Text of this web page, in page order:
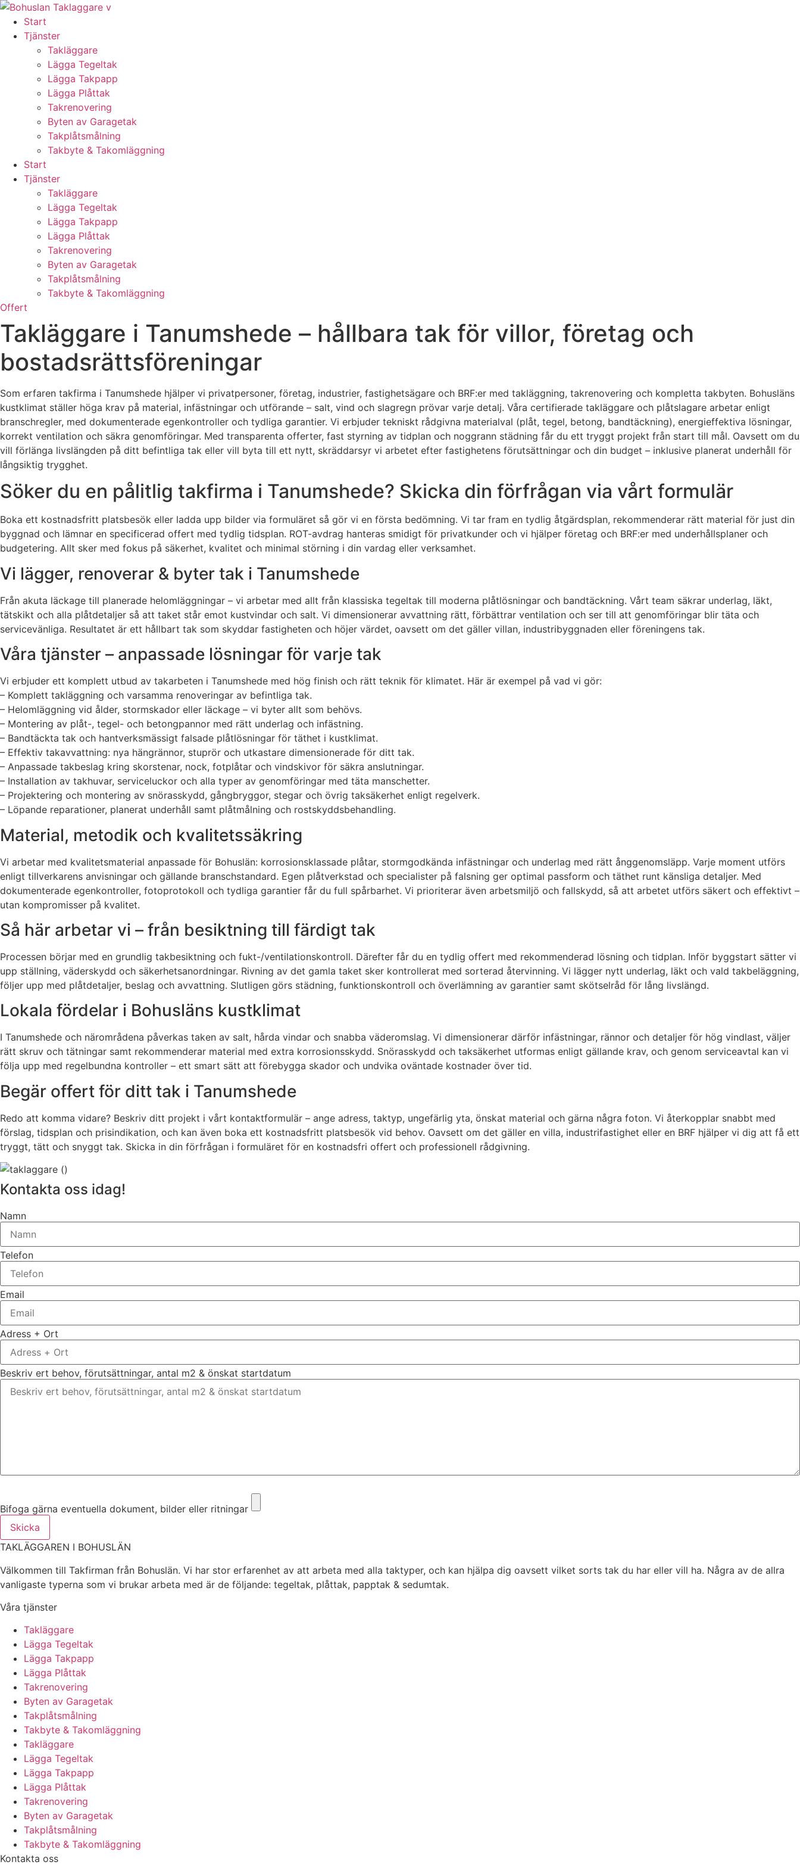
Skip
content
Start
Tjänster
Takläggare
Lägga Tegeltak
Lägga Takpapp
Lägga Plåttak
Takrenovering
Byten av Garagetak
Takplåtsmålning
Takbyte & Takomläggning
Start
Tjänster
Takläggare
Lägga Tegeltak
Lägga Takpapp
Lägga Plåttak
Takrenovering
Byten av Garagetak
Takplåtsmålning
Takbyte & Takomläggning
Offert
Takläggare i Tanumshede – hållbara tak för villor, företag och
bostadsrättsföreningar
Som erfaren takfirma i Tanumshede hjälper vi privatpersoner, företag, industrier, fastighetsägare och BRF:er med takläggning, takrenovering och kompletta takbyten. Bohusläns
kustklimat ställer höga krav på material, infästningar och utförande – salt, vind och slagregn prövar varje detalj. Våra certifierade takläggare och plåtslagare arbetar enligt
branschregler, med dokumenterade egenkontroller och tydliga garantier. Vi erbjuder tekniskt rådgivna materialval (plåt, tegel, betong, bandtäckning), energieffektiva lösningar,
korrekt ventilation och säkra genomföringar. Med transparenta offerter, fast styrning av tidplan och noggrann städning får du ett tryggt projekt från start till mål. Oavsett om du
vill förlänga livslängden på ditt befintliga tak eller vill byta till ett nytt, skräddarsyr vi arbetet efter fastighetens förutsättningar och din budget – inklusive planerat underhåll för
långsiktig trygghet.
Söker du en pålitlig takfirma i Tanumshede? Skicka din förfrågan via vårt formulär
Boka ett kostnadsfritt platsbesök eller ladda upp bilder via formuläret så gör vi en första bedömning. Vi tar fram en tydlig åtgärdsplan, rekommenderar rätt material för just din
byggnad och lämnar en specificerad offert med tydlig tidsplan. ROT-avdrag hanteras smidigt för privatkunder och vi hjälper företag och BRF:er med underhållsplaner och
budgetering. Allt sker med fokus på säkerhet, kvalitet och minimal störning i din vardag eller verksamhet.
Vi lägger, renoverar & byter tak i Tanumshede
Från akuta läckage till planerade helomläggningar – vi arbetar med allt från klassiska tegeltak till moderna plåtlösningar och bandtäckning. Vårt team säkrar underlag, läkt,
tätskikt och alla plåtdetaljer så att taket står emot kustvindar och salt. Vi dimensionerar avvattning rätt, förbättrar ventilation och ser till att genomföringar blir täta och
servicevänliga. Resultatet är ett hållbart tak som skyddar fastigheten och höjer värdet, oavsett om det gäller villan, industribyggnaden eller föreningens tak.
Våra tjänster – anpassade lösningar för varje tak
Vi erbjuder ett komplett utbud av takarbeten i Tanumshede med hög finish och rätt teknik för klimatet. Här är exempel på vad vi gör:
– Komplett takläggning och varsamma renoveringar av befintliga tak.
– Helomläggning vid ålder, stormskador eller läckage – vi byter allt som behövs.
– Montering av plåt-, tegel- och betongpannor med rätt underlag och infästning.
– Bandtäckta tak och hantverksmässigt falsade plåtlösningar för täthet i kustklimat.
– Effektiv takavvattning: nya hängrännor, stuprör och utkastare dimensionerade för ditt tak.
– Anpassade takbeslag kring skorstenar, nock, fotplåtar och vindskivor för säkra anslutningar.
– Installation av takhuvar, serviceluckor och alla typer av genomföringar med täta manschetter.
– Projektering och montering av snörasskydd, gångbryggor, stegar och övrig taksäkerhet enligt regelverk.
– Löpande reparationer, planerat underhåll samt plåtmålning och rostskyddsbehandling.
Material, metodik och kvalitetssäkring
Vi arbetar med kvalitetsmaterial anpassade för Bohuslän: korrosionsklassade plåtar, stormgodkända infästningar och underlag med rätt ånggenomsläpp. Varje moment utförs
enligt tillverkarens anvisningar och gällande branschstandard. Egen plåtverkstad och specialister på falsning ger optimal passform och täthet runt känsliga detaljer. Med
dokumenterade egenkontroller, fotoprotokoll och tydliga garantier får du full spårbarhet. Vi prioriterar även arbetsmiljö och fallskydd, så att arbetet utförs säkert och effektivt –
utan kompromisser på kvalitet.
Så här arbetar vi – från besiktning till färdigt tak
Processen börjar med en grundlig takbesiktning och fukt-/ventilationskontroll. Därefter får du en tydlig offert med rekommenderad lösning och tidplan. Inför byggstart sätter vi
upp ställning, väderskydd och säkerhetsanordningar. Rivning av det gamla taket sker kontrollerat med sorterad återvinning. Vi lägger nytt underlag, läkt och vald takbeläggning,
följer upp med plåtdetaljer, beslag och avvattning. Slutligen görs städning, funktionskontroll och överlämning av garantier samt skötselråd för lång livslängd.
Lokala fördelar i Bohusläns kustklimat
I Tanumshede och närområdena påverkas taken av salt, hårda vindar och snabba väderomslag. Vi dimensionerar därför infästningar, rännor och detaljer för hög vindlast, väljer
rätt skruv och tätningar samt rekommenderar material med extra korrosionsskydd. Snörasskydd och taksäkerhet utformas enligt gällande krav, och genom serviceavtal kan vi
följa upp med regelbundna kontroller – ett smart sätt att förebygga skador och undvika oväntade kostnader över tid.
Begär offert för ditt tak i Tanumshede
Redo att komma vidare? Beskriv ditt projekt i vårt kontaktformulär – ange adress, taktyp, ungefärlig yta, önskat material och gärna några foton. Vi återkopplar snabbt med
förslag, tidsplan och prisindikation, och kan även boka ett kostnadsfritt platsbesök vid behov. Oavsett om det gäller en villa, industrifastighet eller en BRF hjälper vi dig att få ett
tryggt, tätt och snyggt tak. Skicka in din förfrågan i formuläret för en kostnadsfri offert och professionell rådgivning.
Kontakta oss idag!
Namn
Telefon
Email
Adress + Ort
Beskriv ert behov, förutsättningar, antal m2 & önskat startdatum
Bifoga gärna eventuella dokument, bilder eller ritningar
Skicka
TAKLÄGGAREN I BOHUSLÄN
Välkommen till Takfirman från Bohuslän. Vi har stor erfarenhet av att arbeta med alla taktyper, och kan hjälpa dig oavsett vilket sorts tak du har eller vill ha. Några av de allra
vanligaste typerna som vi brukar arbeta med är de följande: tegeltak, plåttak, papptak & sedumtak.
Våra tjänster
Takläggare
Lägga Tegeltak
Lägga Takpapp
Lägga Plåttak
Takrenovering
Byten av Garagetak
Takplåtsmålning
Takbyte & Takomläggning
Takläggare
Lägga Tegeltak
Lägga Takpapp
Lägga Plåttak
Takrenovering
Byten av Garagetak
Takplåtsmålning
Takbyte & Takomläggning
Kontakta oss